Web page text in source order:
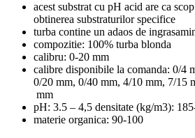
acest substrat cu pH acid are ca
obtinerea substraturilor specifice
turba contine un adaos de
compozitie: 100% turba blonda
calibru: 0-20 mm
calibre disponibile la comanda: 0/4
0/20 mm, 0/40 mm, 4/10 mm, 7/15
mm
pH: 3.5 – 4,5 densitate (kg/m3):
materie organica: 90-100